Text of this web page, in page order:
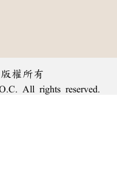
權所有
All rights reserved.